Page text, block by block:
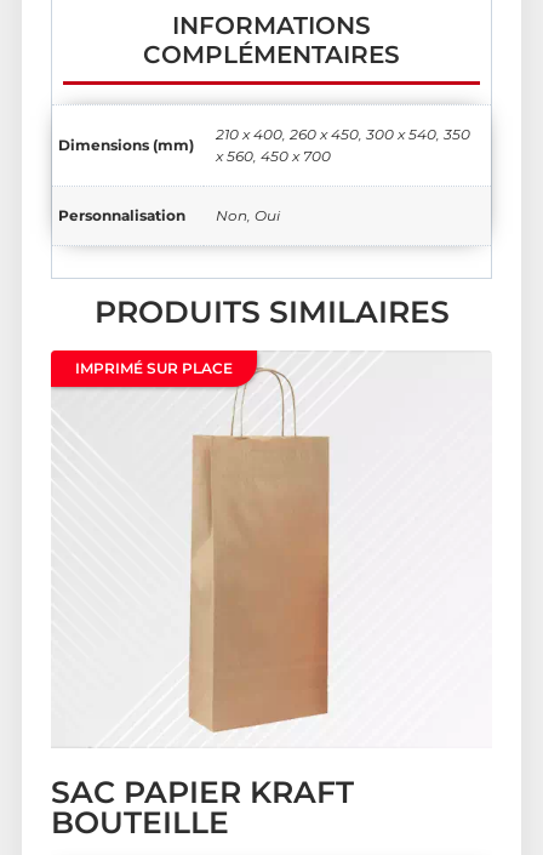
INFORMATIONS
COMPLÉMENTAIRES
Dimensions (mm)
210 x 400, 260 x 450, 300 x 540, 350
x 560, 450 x 700
Personnalisation Non, Oui
PRODUITS SIMILAIRES
SAC PAPIER KRAFT
BOUTEILLE
IMPRIMÉ SUR PLACE